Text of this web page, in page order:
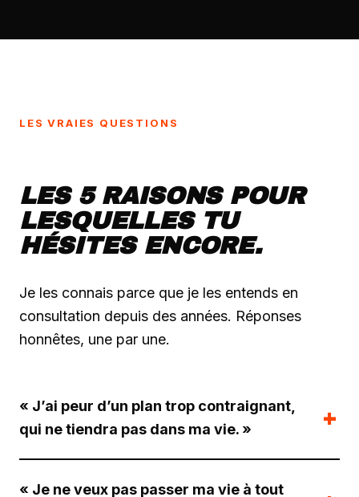
LES VRAIES QUESTIONS
LES 5 RAISONS POUR
LESQUELLES TU
HÉSITES ENCORE.
Je les connais parce que je les entends en
consultation depuis des années. Réponses
honnêtes, une par une.
« J’ai peur d’un plan trop contraignant,
qui ne tiendra pas dans ma vie. »
« Je ne veux pas passer ma vie à tout